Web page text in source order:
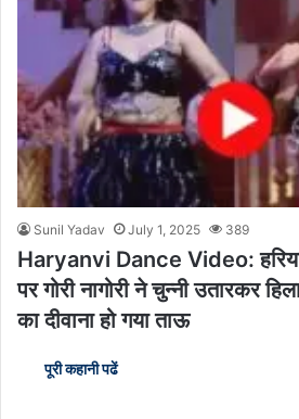
Sunil Yadav July 1, 2025 389
Haryanvi Dance Video:
पर गोरी नागोरी ने चुन्नी उतारकर
का दीवाना हो गया ताऊ
पूरी कहानी पढें